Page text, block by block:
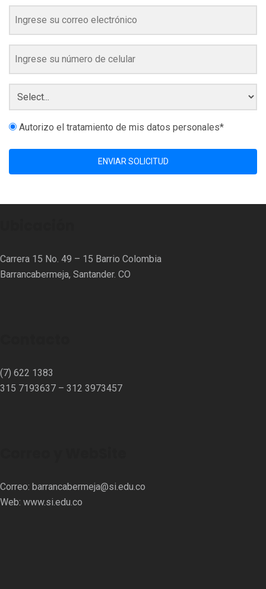
Autorizo el tratamiento de mis datos personales*
ENVIAR SOLICITUD
Carrera 15 No. 49 – 15 Barrio Colombia
Barrancabermeja, Santander. CO
(7) 622 1383
315 7193637 – 312 3973457⁣⁣
Correo: barrancabermeja@si.edu.co
Web: www.si.edu.co